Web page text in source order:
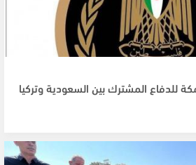
للدفاع المشترك بين السعودية وتركيا